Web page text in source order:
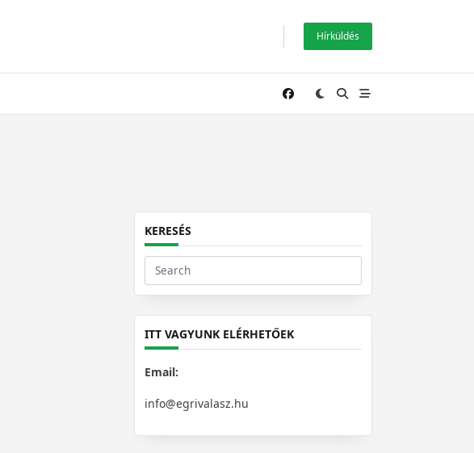
Hírküldés
KERESÉS
Search
for:
ITT VAGYUNK ELÉRHETŐEK
Email:
info@egrivalasz.hu